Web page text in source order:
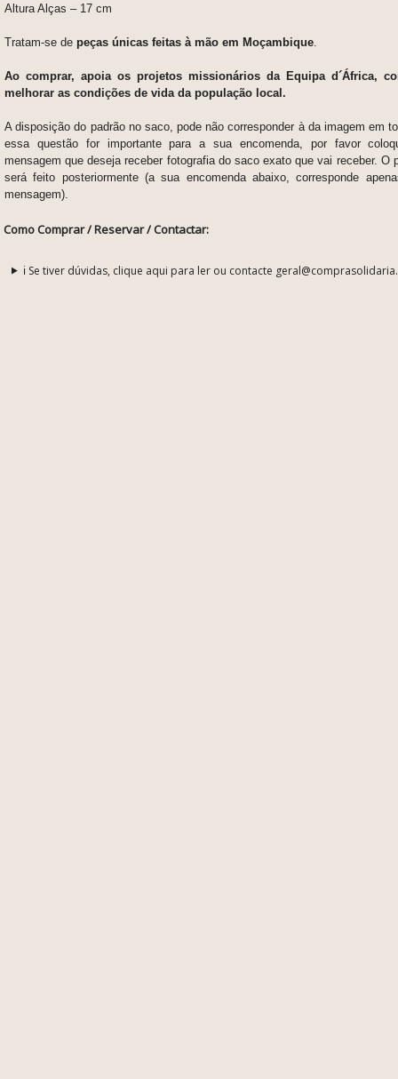
Altura Alças – 17 cm
Tratam-se de peças únicas feitas à mão em Moçambique
Ao comprar, apoia os projetos missionários da Equipa d´África,
melhorar as condições de vida da população local.
A disposição do padrão no saco, pode não corresponder à da imagem em
essa questão for importante para a sua encomenda, por favor
mensagem que deseja receber fotografia do saco exato que vai receber. O
será feito posteriormente(a sua encomenda abaixo, corresponde
mensagem).
Como Comprar / Reservar / Contactar:
ℹ️ Se tiver dúvidas, clique aqui para ler ou contacte